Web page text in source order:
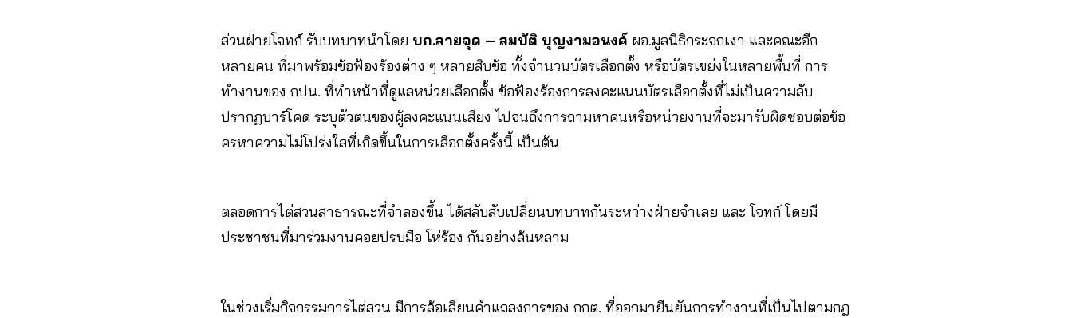
ส่วนฝ่ายโจทก์ รับบทบาทนำโดย บก.ลายจุด – สมบัติ บุญงามอนงค์ ผอ.มูลนิธิกระจกเงา และคณะอีก
หลายคน ที่มาพร้อมข้อฟ้องร้องต่าง ๆ หลายสิบข้อ ทั้งจำนวนบัตรเลือกตั้ง หรือบัตรเขย่งในหลายพื้นที่ การ
ทำงานของ กปน. ที่ทำหน้าที่ดูแลหน่วยเลือกตั้ง ข้อฟ้องร้องการลงคะแนนบัตรเลือกตั้งที่ไม่เป็นความลับ
ปรากฏบาร์โคด ระบุตัวตนของผู้ลงคะแนนเสียง ไปจนถึงการถามหาคนหรือหน่วยงานที่จะมารับผิดชอบต่อข้อ
ครหาความไม่โปร่งใสที่เกิดขึ้นในการเลือกตั้งครั้งนี้ เป็นต้น
ตลอดการไต่สวนสาธารณะที่จำลองขึ้น ได้สลับสับเปลี่ยนบทบาทกันระหว่างฝ่ายจำเลย และ โจทก์ โดยมี
ประชาชนที่มาร่วมงานคอยปรบมือ โห่ร้อง กันอย่างล้นหลาม
ในช่วงเริ่มกิจกรรมการไต่สวน มีการล้อเลียนคำแถลงการของ กกต. ที่ออกมายืนยันการทำงานที่เป็นไปตามกฎ